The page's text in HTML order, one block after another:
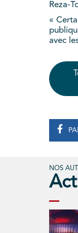
Reza-
«
avec
NOS